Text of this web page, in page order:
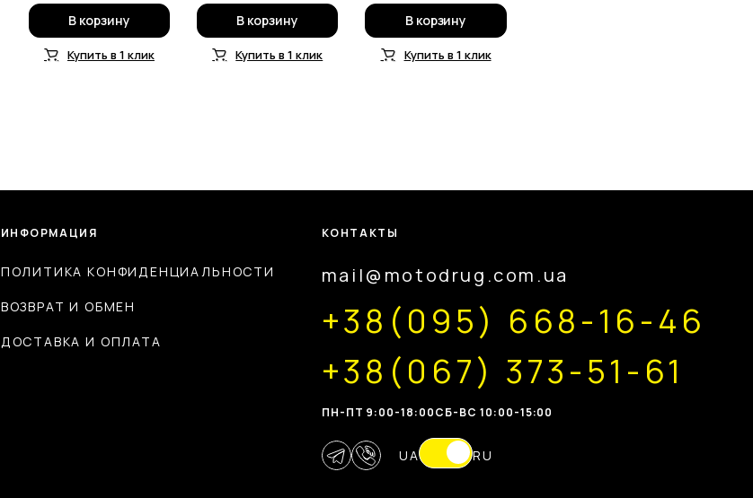
В корзину
Купить в 1 клик
В корзину
Купить в 1 клик
В корзину
Купить в 1 клик
ИНФОРМАЦИЯ
ПОЛИТИКА КОНФИДЕНЦИАЛЬНОСТИ
ВОЗВРАТ И ОБМЕН
ДОСТАВКА И ОПЛАТА
КОНТАКТЫ
mail@motodrug.com.ua
+38(095) 668-16-46
+38(067) 373-51-61
ПН-ПТ 9:00-18:00CБ-ВС 10:00-15:00
UA RU